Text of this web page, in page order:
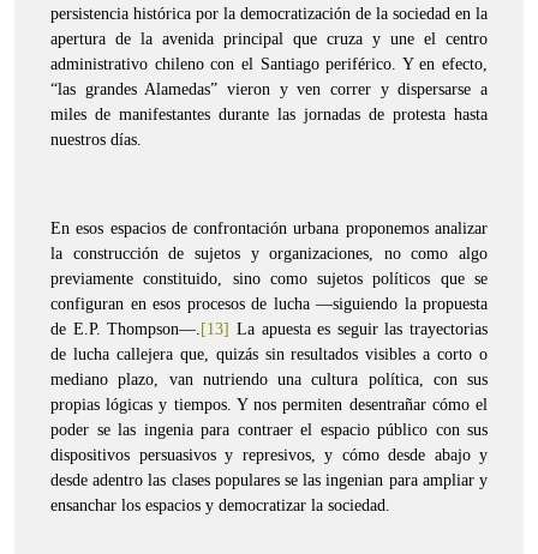
persistencia histórica por la democratización de la sociedad en la
apertura de la avenida principal que cruza y une el centro
administrativo chileno con el Santiago periférico. Y en efecto,
“las grandes Alamedas” vieron y ven correr y dispersarse a
miles de manifestantes durante las jornadas de protesta hasta
nuestros días.
En esos espacios de confrontación urbana proponemos analizar
la construcción de sujetos y organizaciones, no como algo
previamente constituido, sino como sujetos políticos que se
configuran en esos procesos de lucha —siguiendo la propuesta
de E.P. Thompson—. [13] La apuesta es seguir las trayectorias
de lucha callejera que, quizás sin resultados visibles a corto o
mediano plazo, van nutriendo una cultura política, con sus
propias lógicas y tiempos. Y nos permiten desentrañar cómo el
poder se las ingenia para contraer el espacio público con sus
dispositivos persuasivos y represivos, y cómo desde abajo y
desde adentro las clases populares se las ingenian para ampliar y
ensanchar los espacios y democratizar la sociedad.